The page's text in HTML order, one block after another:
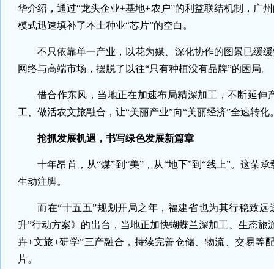
华介绍，通过“龙头企业+基地+农户”的利益联结机制，广
模式迅速填补了本土种业“芯片”的空白。
不只依靠单一产业，以花为媒、深化协作的图景已缓
网络与高端市场，摆脱了以往“只有种植没有品牌”的困局。
借合作东风，当地正在加速布局精深加工，不断延伸
工、做活农文旅融合，让“美丽产业”向“美丽经济”全速转化
抢抓发展机遇，书写绿色发展新篇章
十年昂首，从“煤”到“美”，从“地下”到“线上”。这朵
生动注脚。
而在“十五五”规划开局之年，福建省也为其行稳致
升”行动方案》的出台，当地正加快蝴蝶兰深加工、生态
卉+文旅+研学”三产融合，持续完善仓储、物流、交易等
片。